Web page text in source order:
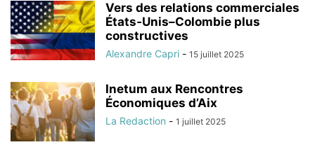
Vers des relations commerciales
États‑Unis–Colombie plus
constructives
Alexandre Capri - 15 juillet 2025
Inetum aux Rencontres
Économiques d’Aix
La Redaction - 1 juillet 2025